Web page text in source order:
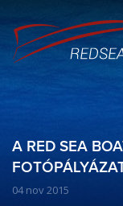
A RED SEA
04 nov 2015